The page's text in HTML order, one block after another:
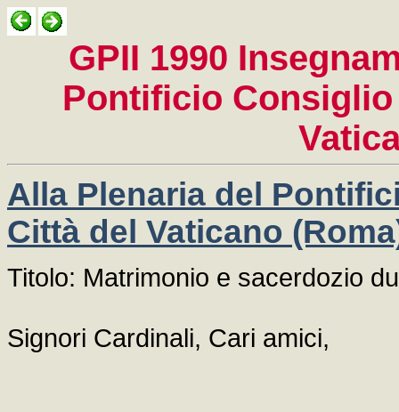
GPII 1990
Pontificio
Alla Plenaria del
Città del Vaticano
Titolo: Matrimonio e sacerdozio
Signori Cardinali, Cari amici,